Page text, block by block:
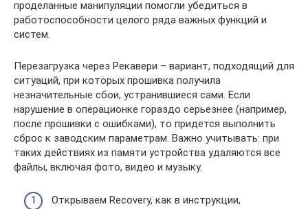
проделанные манипуляции помогли убедиться в
работоспособности целого ряда важных функций и
систем.
Перезагрузка через Рекавери – вариант, подходящий для
ситуаций, при которых прошивка получила
незначительные сбои, устранившиеся сами. Если
нарушение в операционке гораздо серьезнее (например,
после прошивки с ошибками), то придется выполнить
сброс к заводским параметрам. Важно учитывать: при
таких действиях из памяти устройства удаляются все
файлы, включая фото, видео и музыку.
Открываем Recovery, как в инструкции,